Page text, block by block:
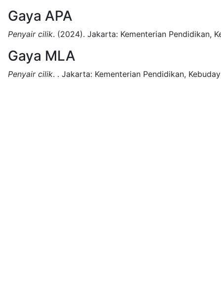
Gaya APA
Penyair cilik. (2024). Jakarta: Kementerian Pendidikan,
Gaya MLA
Penyair cilik. . Jakarta: Kementerian Pendidikan,